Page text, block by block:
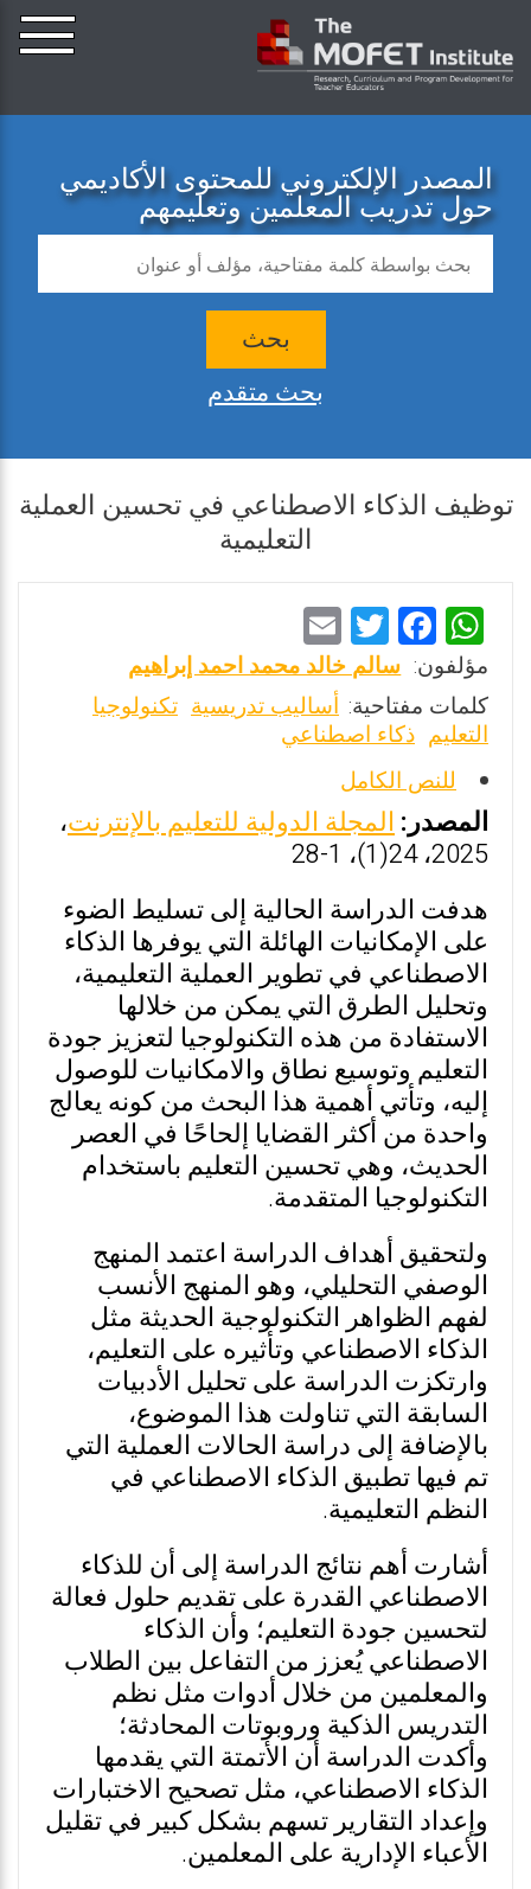
المصدر الإلكتروني للمحتوى الأكاديمي
حول تدريب المعلمين وتعليمهم
بحث
بحث متقدم
توظيف الذكاء الاصطناعي في تحسين العملية
التعليمية
W
h
at
s
A
p
p
F
a
ce
b
o
o
k
T
wi
tt
er
m
ai
l
مؤلفون: سالم خالد محمد احمد إبراهيم
كلمات مفتاحية: أساليب تدريسية تكنولوجيا
التعليم ذكاء اصطناعي
للنص الكامل
المصدر:المجلة الدولية للتعليم بالإنترنت،
2025، 24(1)، 1-28
هدفت الدراسة الحالية إلى تسليط الضوء
على الإمكانيات الهائلة التي يوفرها الذكاء
الاصطناعي في تطوير العملية التعليمية،
وتحليل الطرق التي يمكن من خلالها
الاستفادة من هذه التكنولوجيا لتعزيز جودة
التعليم وتوسيع نطاق والامكانيات للوصول
إليه، وتأتي أهمية هذا البحث من كونه يعالج
واحدة من أكثر القضايا إلحاحًا في العصر
الحديث، وهي تحسين التعليم باستخدام
التكنولوجيا المتقدمة.
ولتحقيق أهداف الدراسة اعتمد المنهج
الوصفي التحليلي، وهو المنهج الأنسب
لفهم الظواهر التكنولوجية الحديثة مثل
الذكاء الاصطناعي وتأثيره على التعليم،
وارتكزت الدراسة على تحليل الأدبيات
السابقة التي تناولت هذا الموضوع،
بالإضافة إلى دراسة الحالات العملية التي
تم فيها تطبيق الذكاء الاصطناعي في
النظم التعليمية.
أشارت أهم نتائج الدراسة إلى أن للذكاء
الاصطناعي القدرة على تقديم حلول فعالة
لتحسين جودة التعليم؛ وأن الذكاء
الاصطناعي يُعزز من التفاعل بين الطلاب
والمعلمين من خلال أدوات مثل نظم
التدريس الذكية وروبوتات المحادثة؛
وأكدت الدراسة أن الأتمتة التي يقدمها
الذكاء الاصطناعي، مثل تصحيح الاختبارات
وإعداد التقارير تسهم بشكل كبير في تقليل
الأعباء الإدارية على المعلمين.